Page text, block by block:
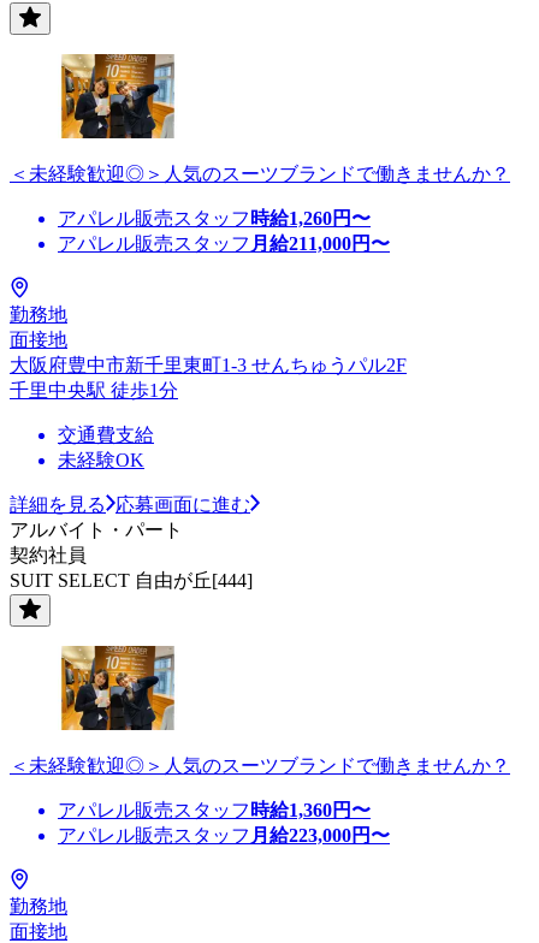
＜未経験歓迎◎＞人気のスーツブランドで働きませんか？
アパレル販売スタッフ 時給1,260円〜
アパレル販売スタッフ 月給211,000円〜
勤務地
面接地
大阪府豊中市新千里東町1-3 せんちゅうパル2F
千里中央駅 徒歩1分
交通費支給
未経験OK
詳細を見る
応募画面に進む
アルバイト・パート
契約社員
SUIT SELECT 自由が丘[444]
＜未経験歓迎◎＞人気のスーツブランドで働きませんか？
アパレル販売スタッフ 時給1,360円〜
アパレル販売スタッフ 月給223,000円〜
勤務地
面接地